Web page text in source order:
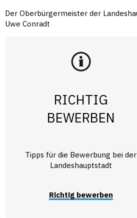
Der Oberbürgermeister der
Uwe Conradt
RICHTIG
BEWERBEN
Tipps für die Bewerbung bei der
Landeshauptstadt
Richtig bewerben